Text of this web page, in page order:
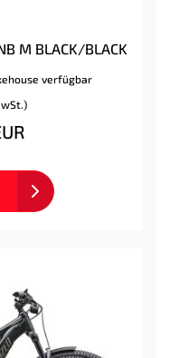
M BLACK/BLACK
verfügbar